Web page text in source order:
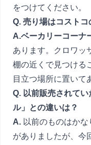
をつけてください。
Q. 売り場はコスト
A.ベーカリーコーナ
あります。クロワッ
棚の近くで見つける
目立つ場所に置いて
Q. 以前販売されて
ル」との違いは？
A. 以前のものはか
がありましたが、今